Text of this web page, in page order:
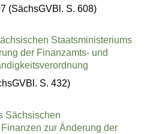
(SächsGVBl. S. 608)
Staatsministeriums
der Finanzamts- und
S. 432)
Sächsischen
zur Änderung der